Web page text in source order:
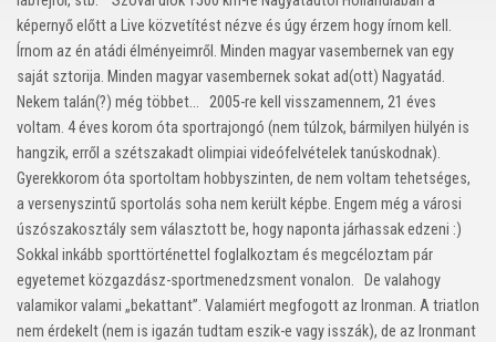
képernyő előtt a Live közvetítést nézve és úgy érzem hogy írnom kell.
Írnom az én atádi élményeimről. Minden magyar vasembernek van egy
saját sztorija. Minden magyar vasembernek sokat ad(ott) Nagyatád.
Nekem talán(?) még többet... 2005-re kell visszamennem, 21 éves
voltam. 4 éves korom óta sportrajongó (nem túlzok, bármilyen hülyén is
hangzik, erről a szétszakadt olimpiai videófelvételek tanúskodnak).
Gyerekkorom óta sportoltam hobbyszinten, de nem voltam tehetséges,
a versenyszintű sportolás soha nem került képbe. Engem még a városi
úszószakosztály sem választott be, hogy naponta járhassak edzeni :)
Sokkal inkább sporttörténettel foglalkoztam és megcéloztam pár
egyetemet közgazdász-sportmenedzsment vonalon. De valahogy
valamikor valami „bekattant”. Valamiért megfogott az Ironman. A triatlon
nem érdekelt (nem is igazán tudtam eszik-e vagy isszák), de az Ironmant